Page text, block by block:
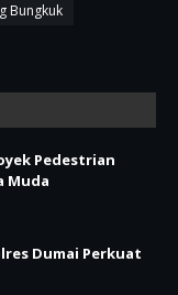
Bungkuk
Pedestrian
Muda
Dumai Perkuat